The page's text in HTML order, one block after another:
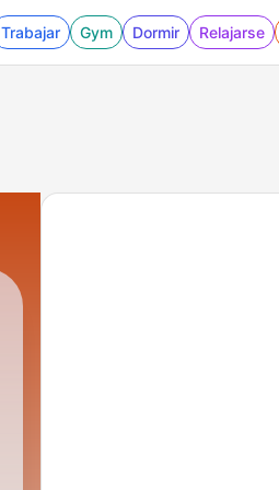
Trabajar Gym Dormir Relajarse